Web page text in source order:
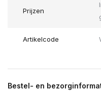
Prijzen
Artikelcode
Bestel- en